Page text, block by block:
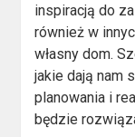
inspiracją do
również w
własny dom.
jakie dają nam
planowania i
będzie